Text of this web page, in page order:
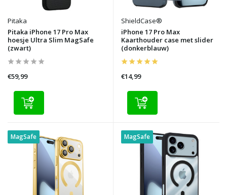
Pitaka
Pitaka iPhone 17 Pro Max
hoesje Ultra Slim MagSafe
(zwart)
€59,99
ShieldCase®
iPhone 17 Pro Max
Kaarthouder case met slider
(donkerblauw)
€14,99
MagSafe MagSafe